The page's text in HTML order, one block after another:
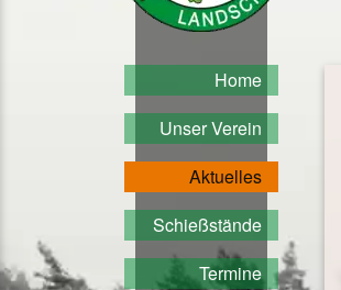
Home
Unser Verein
Aktuelles
Schießstände
Termine